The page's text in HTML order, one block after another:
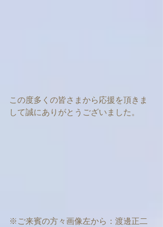
この度多くの皆さまから応援を頂きま
して誠にありがとうございました。
※ご来賓の方々画像左から：渡邊正二